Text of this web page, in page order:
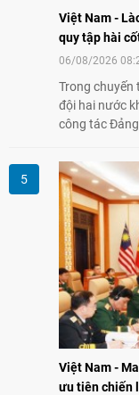
Việt Nam -
quy tập hài
06/08/2026
Trong chuyến
đội hai nước
công tác
sâu sắc hơn
Việt Nam -
ưu tiên chiến